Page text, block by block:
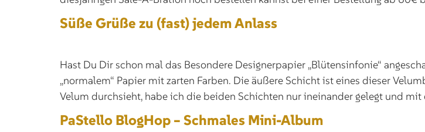
Süße Grüße zu (fast) jedem Anlass
Hast Du Dir schon mal das Besondere Designerpapier „Blütensinfonie“
„normalem“ Papier mit zarten Farben. Die äußere Schicht ist eines dieser
Velum durchsieht, habe ich die beiden Schichten nur ineinander gelegt und
PaStello BlogHop – Schmales Mini-Album